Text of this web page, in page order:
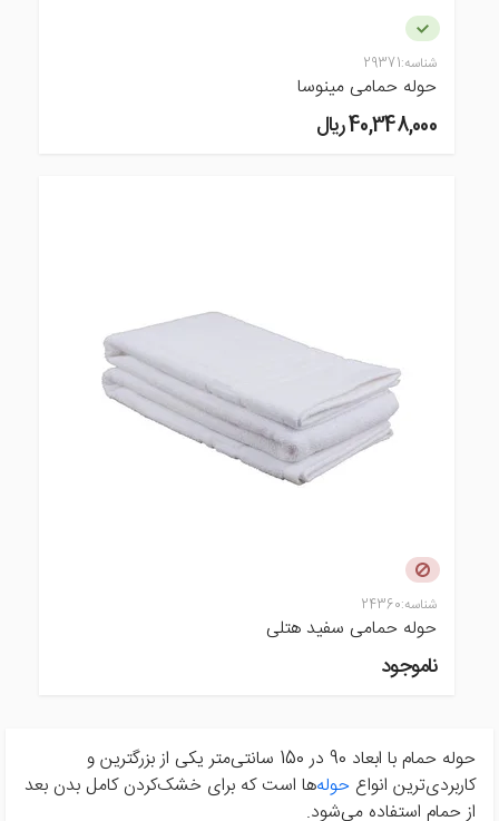
شناسه:29371
حوله حمامی مینوسا
40,348,000 ريال
شناسه:24360
حوله حمامی سفید هتلی
ناموجود
حوله حمام با ابعاد 90 در 150 سانتی‌متر یکی از بزرگترین و
کاربردی‌ترین انواع حوله‌ها است که برای خشک‌کردن کامل بدن بعد
از حمام استفاده می‌شود.